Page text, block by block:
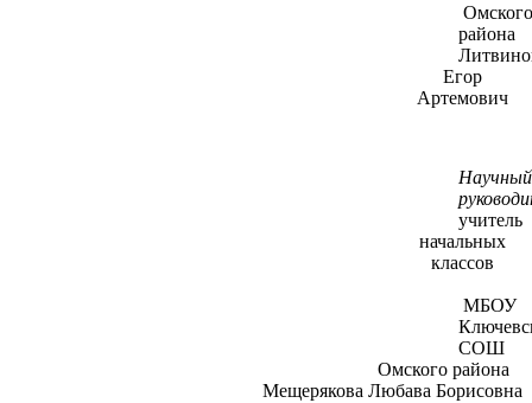
Омского
района
Егор
Артемович
Научный
учитель
начальных
классов
МБОУ
СОШ
Омского района
Мещерякова Любава Борисовна